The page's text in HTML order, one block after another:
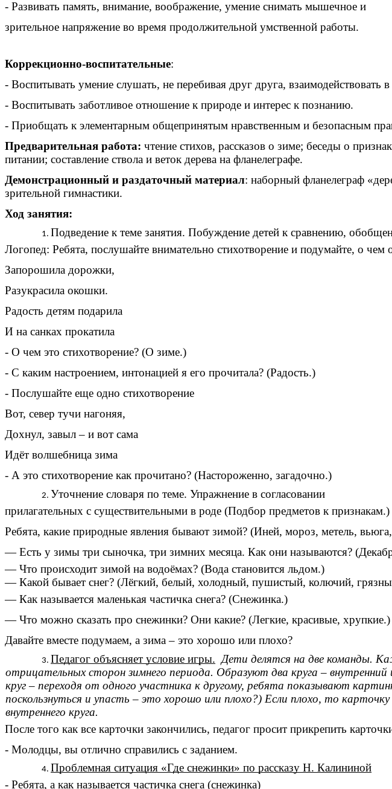
- Развивать память, внимание, воображение, умение снимать мышечное и
зрительное напряжение во время продолжительной умственной работы.
Коррекционно-воспитательные:
- Воспитывать умение слушать, не перебивая друг друга, взаимодействовать
- Воспитывать заботливое отношение к природе и интерес к познанию.
- Приобщать к элементарным общепринятым нравственным и безопасным
Предварительная работа: чтение стихов, рассказов о зиме; беседы о
питании; составление ствола и веток дерева на фланелеграфе.
Демонстрационный и раздаточный материал: наборный фланелеграф
зрительной гимнастики.
Ход занятия:
Подведение к теме занятия. Побуждение детей к сравнению,
Логопед: Ребята, послушайте внимательно стихотворение и подумайте, о чем
Запорошила дорожки,
Разукрасила окошки.
Радость детям подарила
И на санках прокатила
- О чем это стихотворение? (О зиме.)
- С каким настроением, интонацией я его прочитала? (Радость.)
- Послушайте еще одно стихотворение
Вот, север тучи нагоняя,
Дохнул, завыл – и вот сама
Идёт волшебница зима
- А это стихотворение как прочитано? (Настороженно, загадочно.)
Уточнение словаря по теме. Упражнение в согласовании
прилагательных с существительными в роде (Подбор предметов к признакам.)
Ребята, какие природные явления бывают зимой? (Иней, мороз, метель,
— Есть у зимы три сыночка, три зимних месяца. Как они называются?
— Что происходит зимой на водоёмах? (Вода становится льдом.)
— Какой бывает снег? (Лёгкий, белый, холодный, пушистый, колючий,
— Как называется маленькая частичка снега? (Снежинка.)
— Что можно сказать про снежинки? Они какие? (Легкие, красивые, хрупкие.)
Давайте вместе подумаем, а зима – это хорошо или плохо?
Педагог объясняет условие игры. Дети делятся на две команды.
отрицательных сторон зимнего периода. Образуют два круга –
круг – переходя от одного участника к другому, ребята показывают
поскользнуться и упасть – это хорошо или плохо?) Если плохо, то
внутреннего круга.
После того как все карточки закончились, педагог просит прикрепить
- Молодцы, вы отлично справились с заданием.
Проблемная ситуация «Где снежинки» по рассказу Н. Калининой
- Ребята, а как называется частичка снега (снежинка)